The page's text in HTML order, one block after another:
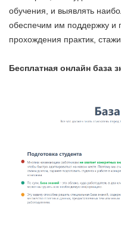
обучения, и выявлять
обеспечим им поддержку и
прохождения практик,
Бесплатная онлайн база